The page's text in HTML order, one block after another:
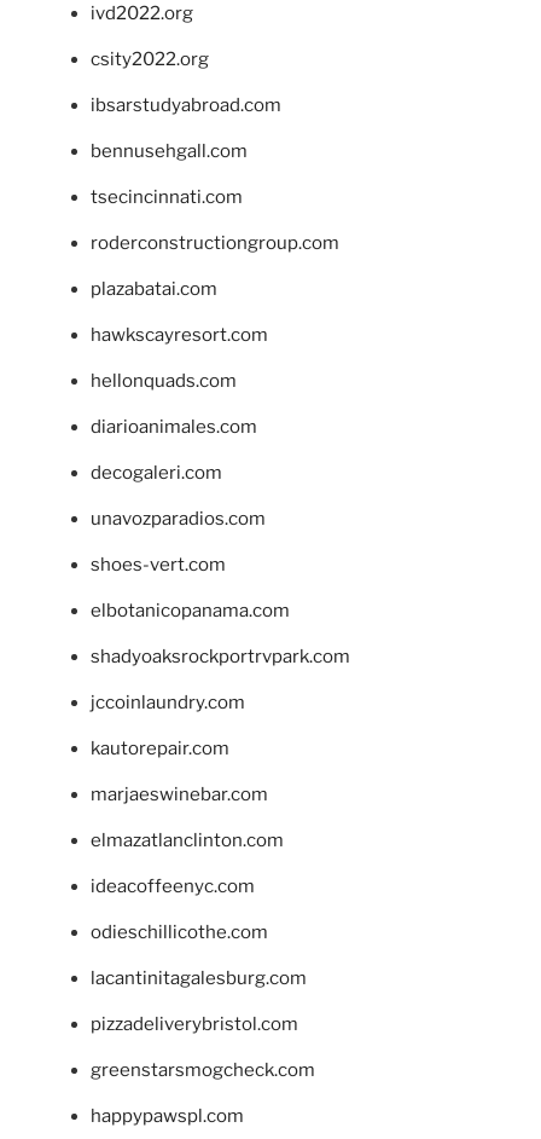
ivd2022.org
csity2022.org
ibsarstudyabroad.com
bennusehgall.com
tsecincinnati.com
roderconstructiongroup.com
plazabatai.com
hawkscayresort.com
hellonquads.com
diarioanimales.com
decogaleri.com
unavozparadios.com
shoes-vert.com
elbotanicopanama.com
shadyoaksrockportrvpark.com
jccoinlaundry.com
kautorepair.com
marjaeswinebar.com
elmazatlanclinton.com
ideacoffeenyc.com
odieschillicothe.com
lacantinitagalesburg.com
pizzadeliverybristol.com
greenstarsmogcheck.com
happypawspl.com